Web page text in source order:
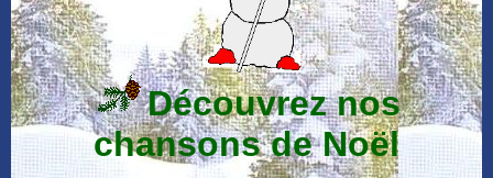
Découvrez nos
chansons de Noël